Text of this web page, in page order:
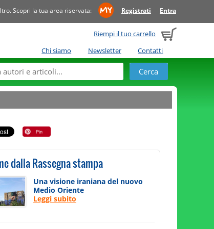
Scopri la tua area riservata: Registrati Entra
Riempi il tuo carrello
Chi siamo
Newsletter Contatti
dalla Rassegna stampa
Una visione iraniana del nuovo
Medio Oriente
Leggi subito